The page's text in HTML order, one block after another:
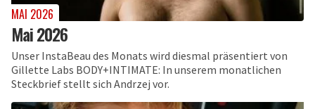
MAI 2026
Mai 2026
Unser InstaBeau des Monats wird diesmal präsentiert von
Gillette Labs BODY+INTIMATE: In unserem monatlichen
Steckbrief stellt sich Andrzej vor.